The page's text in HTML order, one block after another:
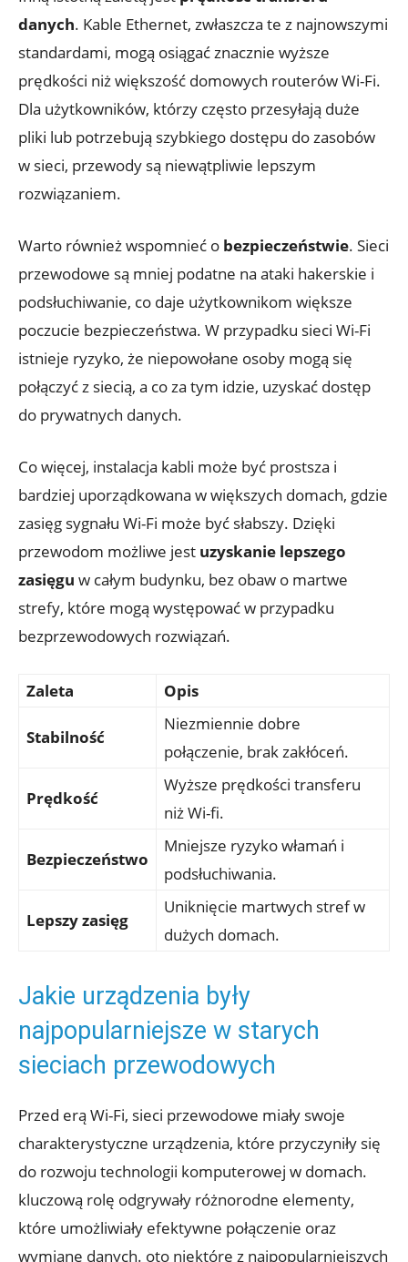
danych. Kable Ethernet, zwłaszcza te z najnowszymi
standardami, mogą osiągać znacznie wyższe
prędkości niż większość domowych routerów Wi-Fi.
Dla użytkowników, którzy często przesyłają duże
pliki lub potrzebują szybkiego dostępu do zasobów
w sieci, przewody są niewątpliwie lepszym
rozwiązaniem.
Warto również wspomnieć o bezpieczeństwie. Sieci
przewodowe są mniej podatne na ataki hakerskie i
podsłuchiwanie, co daje użytkownikom większe
poczucie bezpieczeństwa. W przypadku sieci Wi-Fi
istnieje ryzyko, że niepowołane osoby mogą się
połączyć z siecią, a co za tym idzie, uzyskać dostęp
do prywatnych danych.
Co więcej, instalacja kabli może być prostsza i
bardziej uporządkowana w większych domach, gdzie
zasięg sygnału Wi-Fi może być słabszy. Dzięki
przewodom możliwe jest uzyskanie lepszego
zasięgu w całym budynku, bez obaw o martwe
strefy, które mogą występować w przypadku
bezprzewodowych rozwiązań.
Zaleta Opis
Stabilność
Niezmiennie dobre
połączenie, brak zakłóceń.
Prędkość
Wyższe prędkości transferu
niż Wi-fi.
Bezpieczeństwo
Mniejsze ryzyko włamań i
podsłuchiwania.
Lepszy zasięg
Uniknięcie martwych stref w
dużych domach.
Jakie urządzenia były
najpopularniejsze w starych
sieciach przewodowych
Przed erą Wi-Fi, sieci przewodowe miały swoje
charakterystyczne urządzenia, które przyczyniły się
do rozwoju technologii komputerowej w domach.
kluczową rolę odgrywały różnorodne elementy,
które umożliwiały efektywne połączenie oraz
wymianę danych. oto niektóre z najpopularniejszych